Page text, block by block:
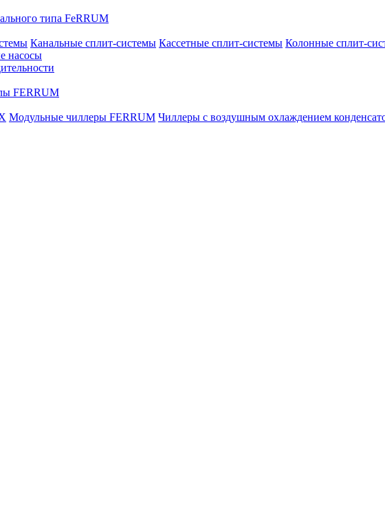
типа FeRRUM
Канальные сплит-системы Кассетные сплит-системы Колонные сплит-
насосы
FERRUM
Модульные чиллеры FERRUM Чиллеры с воздушным охлаждением